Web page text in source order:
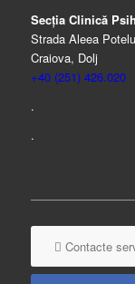
Secția Clinică
Strada Aleea
Craiova, Dolj
+40 (251) 426.020
.
.
Contacte